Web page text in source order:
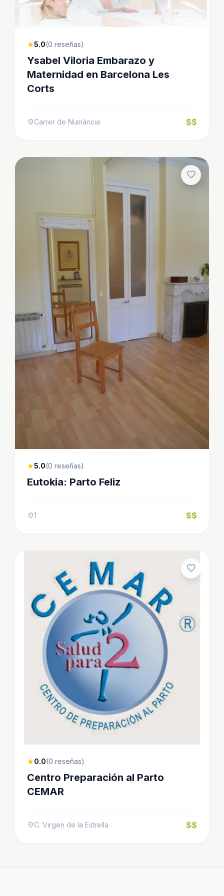
star5.0(0 reseñas)
Ysabel Viloria Embarazo y
Maternidad en Barcelona Les
Corts
location_onCarrer de Numància $$
favorite
star5.0(0 reseñas)
Eutokia: Parto Feliz
location_on1 $$
favorite
star0.0(0 reseñas)
Centro Preparación al Parto
CEMAR
location_onC. Virgen de la Estrella $$